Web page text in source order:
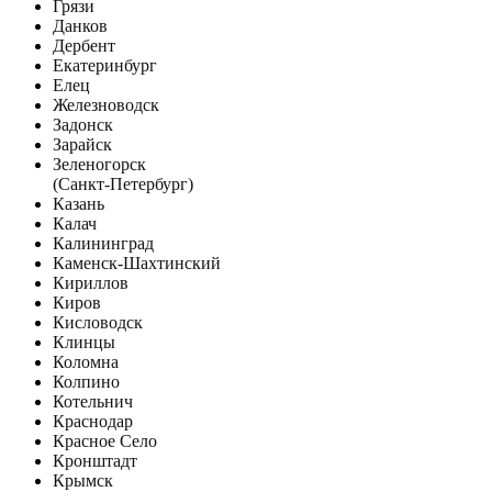
Грязи
Данков
Дербент
Екатеринбург
Елец
Железноводск
Задонск
Зарайск
Зеленогорск
(Санкт-Петербург)
Казань
Калач
Калининград
Каменск-Шахтинский
Кириллов
Киров
Кисловодск
Клинцы
Коломна
Колпино
Котельнич
Краснодар
Красное Село
Кронштадт
Крымск